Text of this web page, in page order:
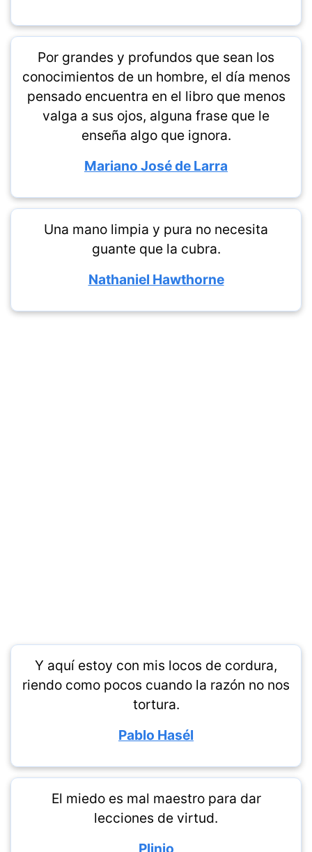
Por grandes y profundos que sean los
conocimientos de un hombre, el día menos
pensado encuentra en el libro que menos
valga a sus ojos, alguna frase que le
enseña algo que ignora.
Mariano José de Larra
Una mano limpia y pura no necesita
guante que la cubra.
Nathaniel Hawthorne
Y aquí estoy con mis locos de cordura,
riendo como pocos cuando la razón no nos
tortura.
Pablo Hasél
El miedo es mal maestro para dar
lecciones de virtud.